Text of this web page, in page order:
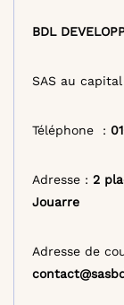
BDL
SAS au
Téléphone :
Adresse : 2
Jouarre
Adresse de